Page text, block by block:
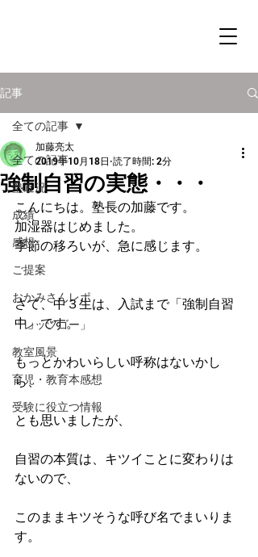
記事
全ての記事
塾近況
成績
感想
ご提案
おかみさんレポ
「レッツゴー」
教室風景
育児・教育本感想
受験に役立つ情報
全ての記事
強制自習の実態・・・
加藤亮太
2019年10月18日 読了時間: 2分
こんにちは。塾長の加藤です。
加湿器はじめました。
季節の移ろいが、急に感じます。
さて、中３生は、入試まで「強制自習
中」です。
もっとかわいらしい呼称はないかし
ら、
とも思いましたが、
自習の本質は、キツイことに変わりは
ないので、
このままキツそうな呼び名でまいりま
す。